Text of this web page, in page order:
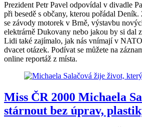
Prezident Petr Pavel odpovídal v divadle
při besedě s občany, kterou pořádal
se závody motorek v Brně, výstavbu
elektrárně Dukovany nebo jakou by si dal
Lidi také zajímalo, jak nás vnímají v
dvacet otázek. Podívat se můžete na
online reportáž z místa.
Miss ČR 2000 Michaela
stárnout bez úprav,